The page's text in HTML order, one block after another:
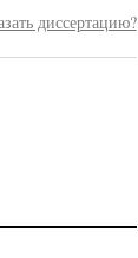
диссертацию?